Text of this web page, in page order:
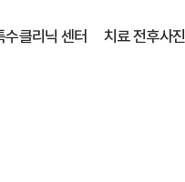
수클리닉 센터 치료 전후사진